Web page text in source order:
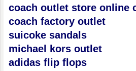
coach outlet store online
coach factory outlet
suicoke sandals
michael kors outlet
adidas flip flops